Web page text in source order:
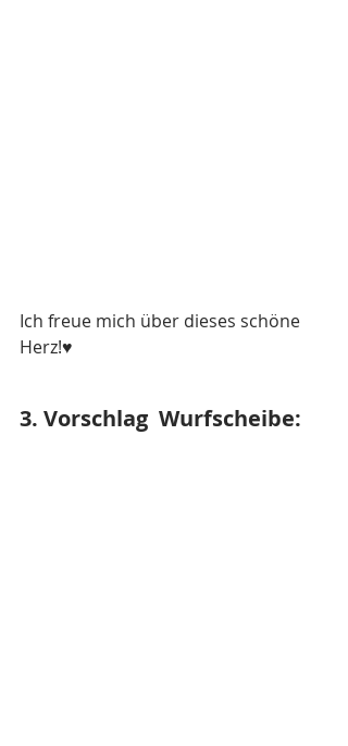
Ich freue mich über dieses schöne
Herz!♥️
3. Vorschlag  Wurfscheibe: